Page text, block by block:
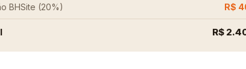
BHSite (20%) R$
R$